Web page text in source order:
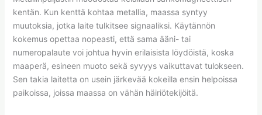
kentän. Kun kenttä kohtaa metallia, maassa syntyy
muutoksia, jotka laite tulkitsee signaaliksi. Käytännön
kokemus opettaa nopeasti, että sama ääni- tai
numeropalaute voi johtua hyvin erilaisista löydöistä, koska
maaperä, esineen muoto sekä syvyys vaikuttavat tulokseen.
Sen takia laitetta on usein järkevää kokeilla ensin helpoissa
paikoissa, joissa maassa on vähän häiriötekijöitä.